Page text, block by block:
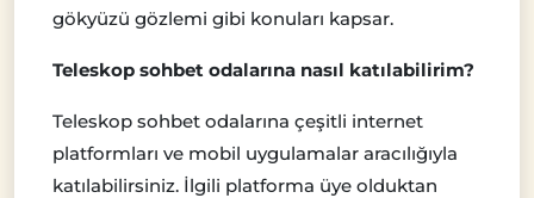
gökyüzü gözlemi gibi konuları kapsar.
Teleskop sohbet odalarına nasıl katılabilirim?
Teleskop sohbet odalarına çeşitli internet
platformları ve mobil uygulamalar aracılığıyla
katılabilirsiniz. İlgili platforma üye olduktan